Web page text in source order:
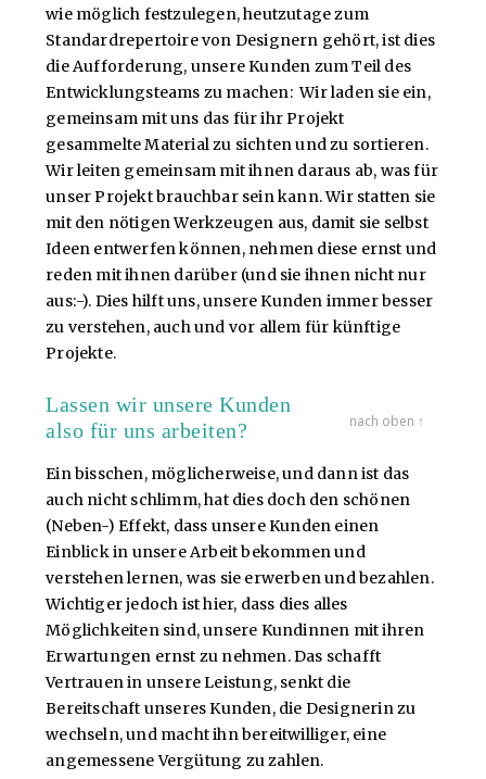
wie möglich festzulegen, heutzutage zum
Standardrepertoire von Designern gehört, ist dies
die Aufforderung, unsere Kunden zum Teil des
Entwicklungsteams zu machen: Wir laden sie ein,
gemeinsam mit uns das für ihr Projekt
gesammelte Material zu sichten und zu sortieren.
Wir leiten gemeinsam mit ihnen daraus ab, was für
unser Projekt brauchbar sein kann. Wir statten sie
mit den nötigen Werkzeugen aus, damit sie selbst
Ideen entwerfen können, nehmen diese ernst und
reden mit ihnen darüber (und sie ihnen nicht nur
aus:-). Dies hilft uns, unsere Kunden immer besser
zu verstehen, auch und vor allem für künftige
Projekte.
Lassen wir unsere Kunden
also für uns arbeiten?
nach oben ↑
Ein bisschen, möglicherweise, und dann ist das
auch nicht schlimm, hat dies doch den schönen
(Neben-) Effekt, dass unsere Kunden einen
Einblick in unsere Arbeit bekommen und
verstehen lernen, was sie erwerben und bezahlen.
Wichtiger jedoch ist hier, dass dies alles
Möglichkeiten sind, unsere Kundinnen mit ihren
Erwartungen ernst zu nehmen. Das schafft
Vertrauen in unsere Leistung, senkt die
Bereitschaft unseres Kunden, die Designerin zu
wechseln, und macht ihn bereitwilliger, eine
angemessene Vergütung zu zahlen.